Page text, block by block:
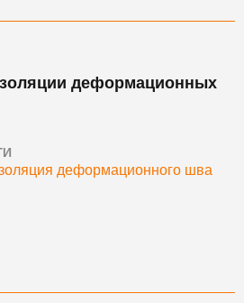
деформационных
деформационного шва